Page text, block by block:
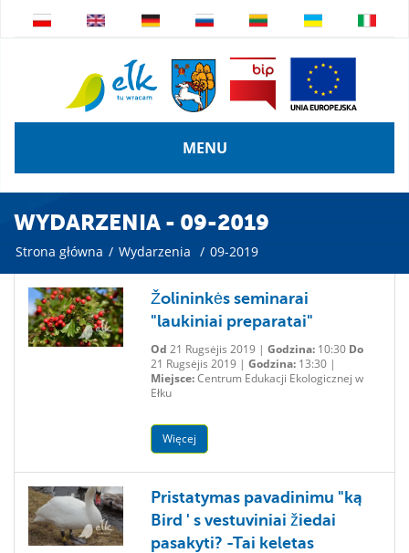
MENU
WYDARZENIA - 09-2019
Strona główna / Wydarzenia / 09-2019
Žolininkės seminarai
"laukiniai preparatai"
Od 21 Rugsėjis 2019 | Godzina:10:30 Do
21 Rugsėjis 2019 | Godzina:13:30 |
Miejsce:Centrum Edukacji Ekologicznej w
Ełku
Więcej
Pristatymas pavadinimu "ką
Bird ' s vestuviniai žiedai
pasakyti? -Tai keletas